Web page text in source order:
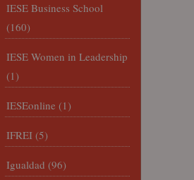
IESE Business School
(160)
IESE Women in Leadership
(1)
IESEonline (1)
IFREI (5)
Igualdad (96)